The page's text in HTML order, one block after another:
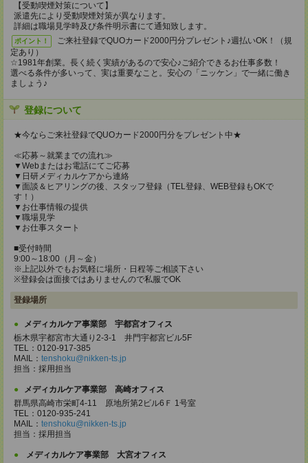
【受動喫煙対策について】
派遣先により受動喫煙対策が異なります。
詳細は職場見学時及び条件明示書にて通知致します。
ポイント！
ご来社登録でQUOカード2000円分プレゼント♪週払いOK！（規
定あり）
☆1981年創業。長く続く実績があるので安心♪ご紹介できるお仕事多数！
選べる条件が多いって、実は重要なこと。安心の「ニッケン」で一緒に働き
ましょう♪
登録について
★今ならご来社登録でQUOカード2000円分をプレゼント中★
≪応募～就業までの流れ≫
▼Webまたはお電話にてご応募
▼日研メディカルケアから連絡
▼面談＆ヒアリングの後、スタッフ登録（TEL登録、WEB登録もOKで
す！）
▼お仕事情報の提供
▼職場見学
▼お仕事スタート
■受付時間
9:00～18:00（月～金）
※上記以外でもお気軽に場所・日程等ご相談下さい
※登録会は面接ではありませんので私服でOK
登録場所
メディカルケア事業部 宇都宮オフィス
栃木県宇都宮市大通り2-3-1 井門宇都宮ビル5F
TEL：0120-917-385
MAIL： tenshoku@nikken-ts.jp
担当：採用担当
メディカルケア事業部 高崎オフィス
群馬県高崎市栄町4-11 原地所第2ビル6Ｆ 1号室
TEL：0120-935-241
MAIL： tenshoku@nikken-ts.jp
担当：採用担当
メディカルケア事業部 大宮オフィス